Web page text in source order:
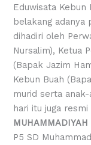
Eduwisata
belakang adanya
dihadiri oleh
Nursalim), Ketua
(Bapak Jazim
Kebun Buah
murid serta
hari itu juga
P5 SD